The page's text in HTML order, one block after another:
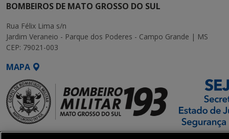
BOMBEIROS DE MATO GROSSO DO SUL
Rua Félix Lima s/n
Jardim Veraneio - Parque dos Poderes - Campo Grande | MS
CEP: 79021-003
MAPA